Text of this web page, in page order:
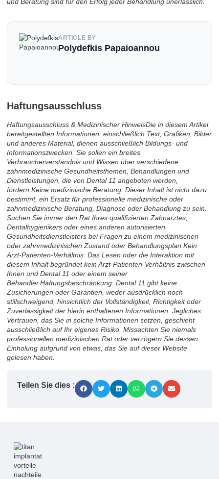
und Beratung sind für den Erfolg jeder Behandlung unerlässlich.
ARTICLE BY
Polydefkis Papaioannou
Haftungsausschluss
Haftungsausschluss & Medizinischer HinweisDie in diesem Artikel
bereitgestellten Informationen, einschließlich Text, Grafiken, Bilder
und anderes Material, dienen ausschließlich Bildungs- und
Informationszwecken. Sie sollen ein breites
Verbraucherverständnis und Wissen über verschiedene
zahnmedizinische Gesundheitsthemen, Behandlungen und
Dienstleistungen, die von Dental 11 angeboten werden,
fördern.Keine medizinische Beratung: Dieser Inhalt ist nicht dazu
bestimmt, ein Ersatz für professionelle medizinische oder
zahnmedizinische Beratung, Diagnose oder Behandlung zu sein.
Suchen Sie immer den Rat Ihres qualifizierten Zahnarztes,
Dentalhygienikers oder eines anderen autorisierten
Gesundheitsdienstleisters bei Fragen zu einem medizinischen
oder zahnmedizinischen Zustand oder Behandlungsplan.Kein
Arzt-Patienten-Verhältnis: Das Lesen oder die Interaktion mit
diesem Inhalt begründet kein Arzt-Patienten-Verhältnis zwischen
Ihnen und Dental 11 oder einem seiner
Behandler.Haftungsbeschränkung: Dental 11 gibt keine
Zusicherungen oder Garantien, weder ausdrücklich noch
stillschweigend, hinsichtlich der Vollständigkeit, Richtigkeit oder
Zuverlässigkeit der hierin enthaltenen Informationen. Jegliches
Vertrauen, das Sie in solche Informationen setzen, geschieht
ausschließlich auf Ihr eigenes Risiko. Missachten Sie niemals
professionellen medizinischen Rat oder verzögern Sie dessen
Einholung aufgrund von etwas, das Sie auf dieser Website
gelesen haben.
Teilen Sie dies :